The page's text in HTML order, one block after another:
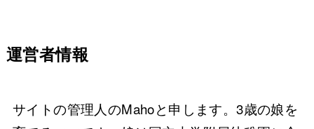
運営者情報
サイトの管理人のMahoと申します。3歳の娘を